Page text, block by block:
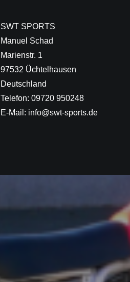
SWT SPORTS
Manuel Schad
Marienstr. 1
97532 Üchtelhausen
Deutschland
Telefon: 09720 950248
E-Mail: info@swt-sports.de